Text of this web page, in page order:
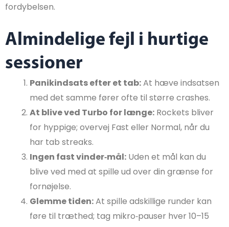
fordybelsen.
Almindelige fejl i hurtige
sessioner
Panikindsats efter et tab:At hæve indsatsen
med det samme fører ofte til større crashes.
At blive ved Turbo for længe: Rockets bliver
for hyppige; overvej Fast eller Normal, når du
har tab streaks.
Ingen fast vinder‑mål: Uden et mål kan du
blive ved med at spille ud over din grænse for
fornøjelse.
Glemme tiden:At spille adskillige runder kan
føre til træthed; tag mikro‑pauser hver 10–15